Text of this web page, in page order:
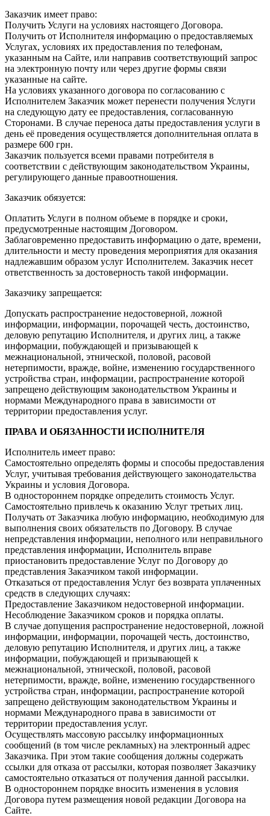
Заказчик имеет право:
Получить Услуги на условиях настоящего Договора.
Получить от Исполнителя информацию о предоставляемых
Услугах, условиях их предоставления по телефонам,
указанным на Сайте, или направив соответствующий запрос
на электронную почту или через другие формы связи
указанные на сайте.
На условиях указанного договора по согласованию с
Исполнителем Заказчик может перенести получения Услуги
на следующую дату ее предоставления, согласованную
Сторонами. В случае переноса даты предоставления услуги в
день её проведения осуществляется дополнительная оплата в
размере 600 грн.
Заказчик пользуется всеми правами потребителя в
соответствии с действующим законодательством Украины,
регулирующего данные правоотношения.
Заказчик обязуется:
Оплатить Услуги в полном объеме в порядке и сроки,
предусмотренные настоящим Договором.
Заблаговременно предоставить информацию о дате, времени,
длительности и месту проведения мероприятия для оказания
надлежавшим образом услуг Исполнителем. Заказчик несет
ответственность за достоверность такой информации.
Заказчику запрещается:
Допускать распространение недостоверной, ложной
информации, информации, порочащей честь, достоинство,
деловую репутацию Исполнителя, и других лиц, а также
информации, побуждающей и призывающей к
межнациональной, этнической, половой, расовой
нетерпимости, вражде, войне, изменению государственного
устройства стран, информации, распространение которой
запрещено действующим законодательством Украины и
нормами Международного права в зависимости от
территории предоставления услуг.
ПРАВА И ОБЯЗАННОСТИ ИСПОЛНИТЕЛЯ
Исполнитель имеет право:
Самостоятельно определять формы и способы предоставления
Услуг, учитывая требования действующего законодательства
Украины и условия Договора.
В одностороннем порядке определить стоимость Услуг.
Самостоятельно привлечь к оказанию Услуг третьих лиц.
Получать от Заказчика любую информацию, необходимую для
выполнения своих обязательств по Договору. В случае
непредставления информации, неполного или неправильного
представления информации, Исполнитель вправе
приостановить предоставление Услуг по Договору до
представления Заказчиком такой информации.
Отказаться от предоставления Услуг без возврата уплаченных
средств в следующих случаях:
Предоставление Заказчиком недостоверной информации.
Несоблюдение Заказчиком сроков и порядка оплаты.
В случае допущения распространение недостоверной, ложной
информации, информации, порочащей честь, достоинство,
деловую репутацию Исполнителя, и других лиц, а также
информации, побуждающей и призывающей к
межнациональной, этнической, половой, расовой
нетерпимости, вражде, войне, изменению государственного
устройства стран, информации, распространение которой
запрещено действующим законодательством Украины и
нормами Международного права в зависимости от
территории предоставления услуг.
Осуществлять массовую рассылку информационных
сообщений (в том числе рекламных) на электронный адрес
Заказчика. При этом такие сообщения должны содержать
ссылки для отказа от рассылки, которая позволяет Заказчику
самостоятельно отказаться от получения данной рассылки.
В одностороннем порядке вносить изменения в условия
Договора путем размещения новой редакции Договора на
Сайте.